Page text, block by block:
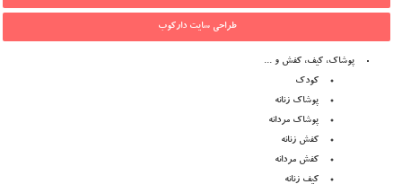
طراحی سایت دارکوب
پوشاک، کیف، کفش و ...
کودک
پوشاک زنانه
پوشاک مردانه
کفش زنانه
کفش مردانه
کیف زنانه